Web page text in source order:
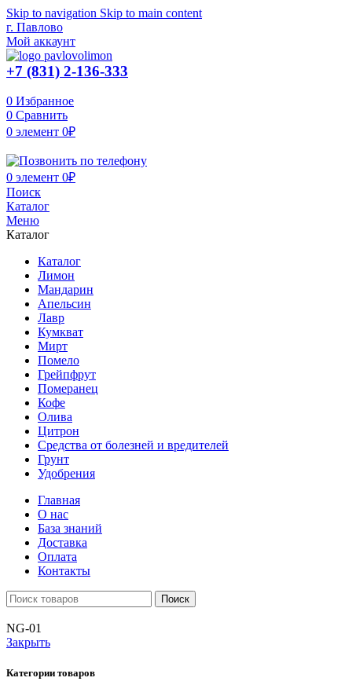
Skip to navigation Skip to main content
г. Павлово
Мой аккаунт
+7 (831) 2-136-333
0 Избранное
0 Сравнить
0 элемент 0₽
0 элемент 0₽
Поиск
Каталог
Меню
Каталог
Каталог
Лимон
Мандарин
Апельсин
Лавр
Кумкват
Мирт
Помело
Грейпфрут
Померанец
Кофе
Олива
Цитрон
Средства от болезней и вредителей
Грунт
Удобрения
Главная
О нас
База знаний
Доставка
Оплата
Контакты
Поиск
NG-01
Закрыть
Категории товаров